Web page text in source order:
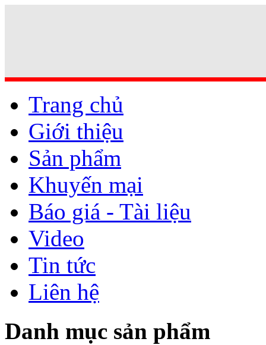
Trang chủ
Giới thiệu
Sản phẩm
Khuyến mại
Báo giá - Tài liệu
Video
Tin tức
Liên hệ
Danh mục sản phẩm